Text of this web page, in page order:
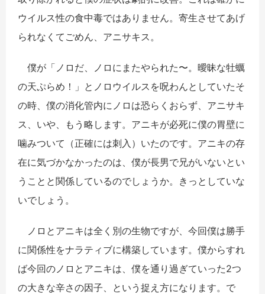
ウイルス性の食中毒ではありません。寄生させてあげ
られなくてごめん、アニサキス。
僕が「ノロだ、ノロにまたやられた〜。曖昧な牡蠣
の天ぷらめ！」とノロウイルスを呪わんとしていたそ
の時、僕の消化管内にノロは恐らくおらず、アニサキ
ス、いや、もう略します。アニキが必死に僕の胃壁に
噛みついて（正確には刺入）いたのです。アニキの存
在に気づかなかったのは、僕が長男で兄がいないとい
うことと関係しているのでしょうか。きっとしていな
いでしょう。
ノロとアニキは全く別の生物ですが、今回僕は勝手
に関係性をナラティブに構築しています。僕からすれ
ば今回のノロとアニキは、僕を通り過ぎていった2つ
の大きな辛さの因子、という捉え方になります。で